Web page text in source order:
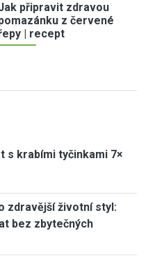
připravit zdravou
z červené
| recept
s krabími tyčinkami 7×
zdravější životní styl:
bez zbytečných